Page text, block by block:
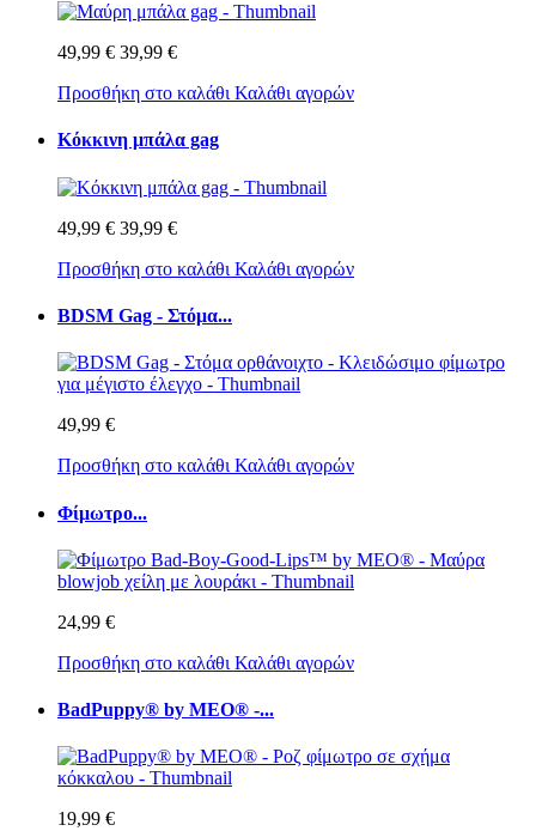
49,99 € 39,99 €
Προσθήκη στο καλάθι Καλάθι αγορών
Κόκκινη μπάλα gag
49,99 € 39,99 €
Προσθήκη στο καλάθι Καλάθι αγορών
BDSM Gag - Στόμα...
49,99 €
Προσθήκη στο καλάθι Καλάθι αγορών
Φίμωτρο...
24,99 €
Προσθήκη στο καλάθι Καλάθι αγορών
BadPuppy® by MEO® -...
19,99 €